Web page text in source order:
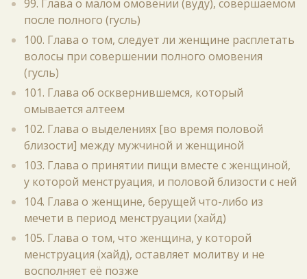
99. Глава о малом омовении (вуду), совершаемом
после полного (гусль)
100. Глава о том, следует ли женщине расплетать
волосы при совершении полного омовения
(гусль)
101. Глава об осквернившемся, который
омывается алтеем
102. Глава о выделениях [во время половой
близости] между мужчиной и женщиной
103. Глава о принятии пищи вместе с женщиной,
у которой менструация, и половой близости с ней
104. Глава о женщине, берущей что-либо из
мечети в период менструации (хайд)
105. Глава о том, что женщина, у которой
менструация (хайд), оставляет молитву и не
восполняет её позже